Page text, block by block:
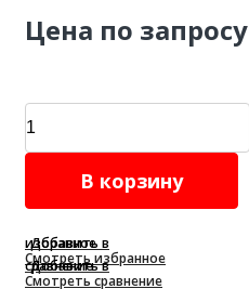
Цена по запросу
Газоанализатор
SPM
В корзину
Добавить в избранное
Смотреть избранное
Добавить в сравнение
Смотреть сравнение